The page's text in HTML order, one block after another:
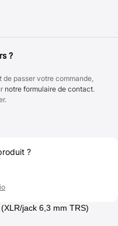
?
passer votre commande,
notre formulaire de contact.
?
jack 6,3 mm TRS)